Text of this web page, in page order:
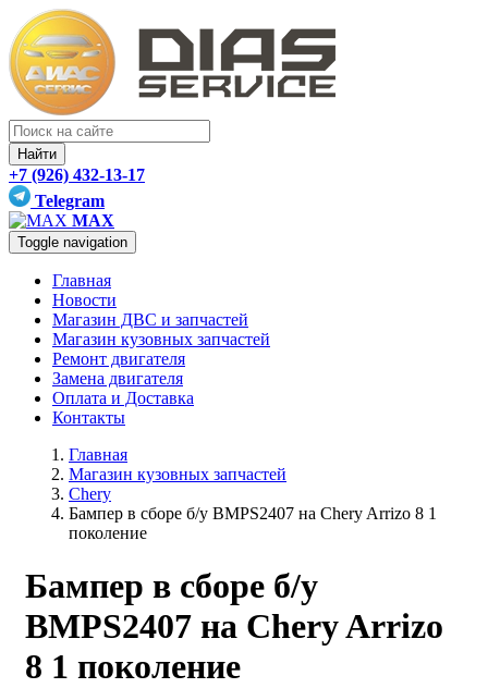
Найти
+7 (926) 432-13-17
Telegram
MAX
Toggle navigation
Главная
Новости
Магазин ДВС и запчастей
Магазин кузовных запчастей
Ремонт двигателя
Замена двигателя
Оплата и Доставка
Контакты
Главная
Магазин кузовных запчастей
Chery
Бампер в сборе б/у BMPS2407 на Chery Arrizo 8 1
поколение
Бампер в сборе б/у
BMPS2407 на Chery Arrizo
8 1 поколение